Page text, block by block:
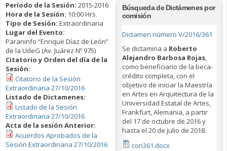
Período de la Sesión: 2015-2016
Hora de la Sesión: 10:00 Hrs.
Tipo de Sesión: Extraordinaria
Lugar del Evento:
Paraninfo “Enrique Díaz de León”
de la UdeG (Av. Juárez Nº 975)
Citatorio y Orden del día de la
Sesión:
Citatorio de la Sesión
Extraordinaria 27/10/2016
Listado de Dictamenes:
Listado de la Sesión
Extraordinaria 27/10/2016
Acta de la sesión Anterior:
Acuerdos Aprobados de la
Sesión Extraordinaria 27/10/2016
Búsqueda de Dictámenes por
comisión
Dictamen número V/2016/361
Se dictamina a Roberto
Alejandro Barbosa Rojas,
como beneficiario de la beca-
crédito completa, con el
objetivo de iniciar la Maestría
en Artes en Arquitectura de la
Universidad Estatal de Artes,
Frankfurt, Alemania, a partir
del 17 de octubre de 2016 y
hasta el 20 de julio de 2018.
con361.docx